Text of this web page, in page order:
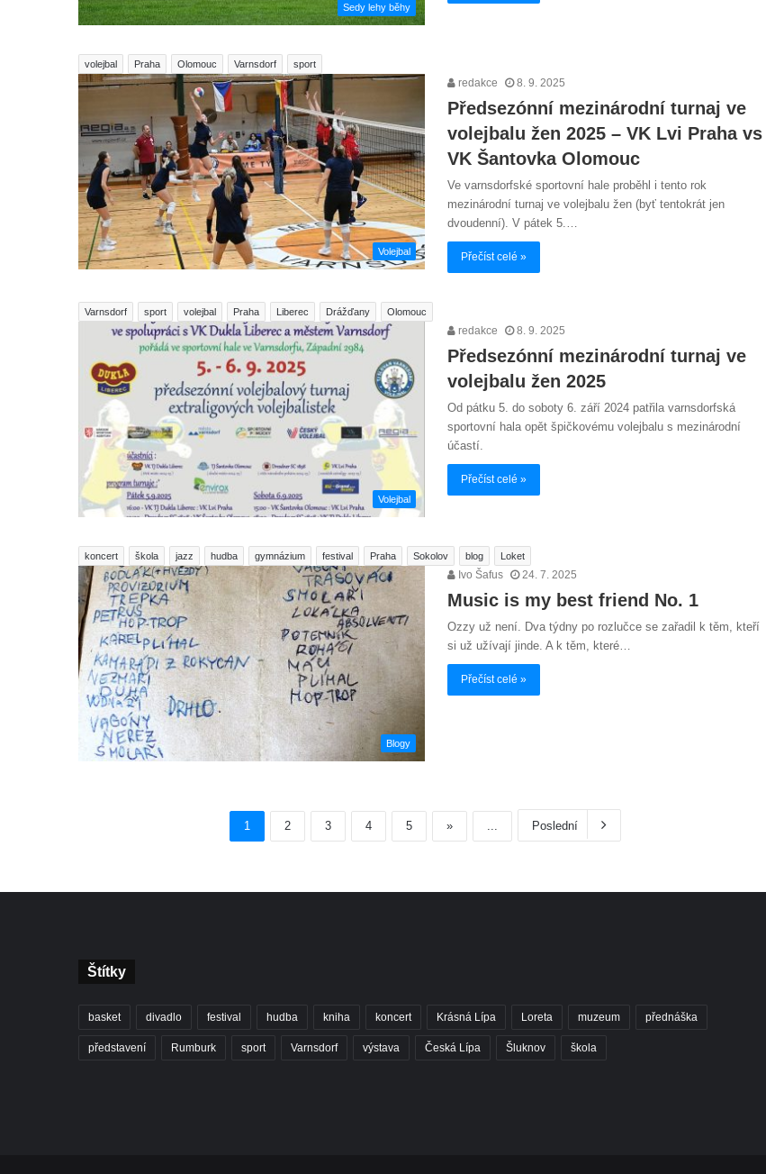
Sedy lehy běhy
volejbal Praha Olomouc Varnsdorf sport
Volejbal
redakce 8. 9. 2025
Předsezónní mezinárodní turnaj ve
volejbalu žen 2025 – VK Lvi Praha vs
VK Šantovka Olomouc
Ve varnsdorfské sportovní hale proběhl i tento rok
mezinárodní turnaj ve volejbalu žen (byť tentokrát jen
dvoudenní). V pátek 5.…
Přečíst celé »
Varnsdorf sport volejbal Praha Liberec Drážďany Olomouc
Volejbal
redakce 8. 9. 2025
Předsezónní mezinárodní turnaj ve
volejbalu žen 2025
Od pátku 5. do soboty 6. září 2024 patřila varnsdorfská
sportovní hala opět špičkovému volejbalu s mezinárodní
účastí.
Přečíst celé »
koncert škola jazz hudba gymnázium festival Praha Sokolov blog Loket
Blogy
Ivo Šafus 24. 7. 2025
Music is my best friend No. 1
Ozzy už není. Dva týdny po rozlučce se zařadil k těm, kteří
si už užívají jinde. A k těm, které…
Přečíst celé »
1 2 3 4 5 » ... Poslední
Štítky
basket divadlo festival hudba kniha koncert Krásná Lípa Loreta muzeum přednáška
představení Rumburk sport Varnsdorf výstava Česká Lípa Šluknov škola